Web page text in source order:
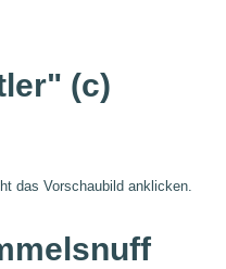
(c)
das Vorschaubild anklicken.